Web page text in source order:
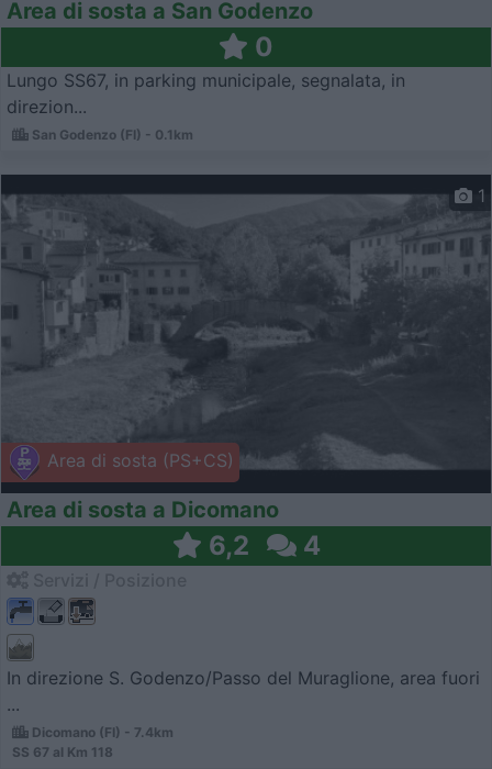
Area di sosta a San Godenzo
0
Lungo SS67, in parking municipale, segnalata, in
direzion...
San Godenzo (FI) - 0.1km
Area di sosta (PS+CS)
1
Area di sosta a Dicomano
6,2 4
In direzione S. Godenzo/Passo del Muraglione, area fuori
...
Dicomano (FI) - 7.4km
SS 67 al Km 118